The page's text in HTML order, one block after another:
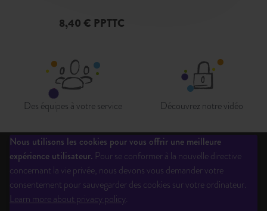
Nous utilisons les cookies pour vous offrir une meilleure
expérience utilisateur. Pour se conformer à la nouvelle directive
concernant la vie privée, nous devons vous demander votre
consentement pour sauvegarder des cookies sur votre ordinateur.
Learn more about privacy policy.
8,40 € PPTTC
Des équipes à votre service Découvrez notre vidéo
Questions fréquentes
Contactez-Nous